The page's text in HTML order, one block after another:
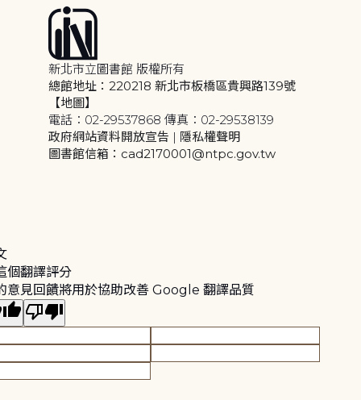
新北市立圖書館 版權所有
總館地址：220218 新北市板橋區貴興路139號
【地圖】
電話：02-29537868 傳真：02-29538139
政府網站資料開放宣告 | 隱私權聲明
圖書館信箱：cad2170001@ntpc.gov.tw
個翻譯評分
意見回饋將用於協助改善 Google 翻譯品質